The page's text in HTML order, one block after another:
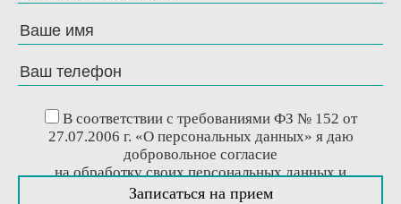
В соответствии с требованиями ФЗ № 152 от
27.07.2006 г. «О персональных данных» я даю
добровольное согласие
на обработку своих персональных данных и
соглашаюсь сполитикой конфиденциальности
Записаться на прием